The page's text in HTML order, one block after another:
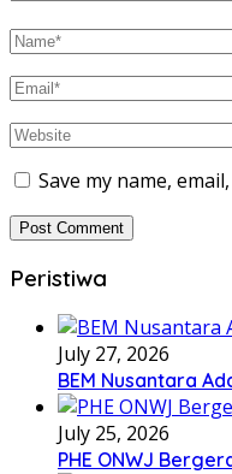
Save my name,
Peristiwa
July 27, 2026
BEM Nusantara
July 25, 2026
PHE ONWJ